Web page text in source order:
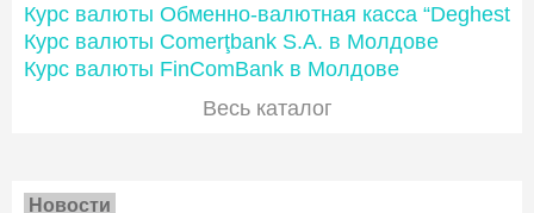
Курс валюты Обменно-валютная касса “Deghest”
Курс валюты Comerţbank S.A. в Молдове
Курс валюты FinComBank в Молдове
Весь каталог
Новости